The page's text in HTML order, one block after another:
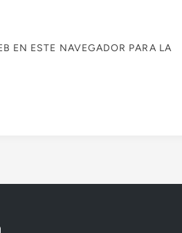
EN ESTE NAVEGADOR PARA LA